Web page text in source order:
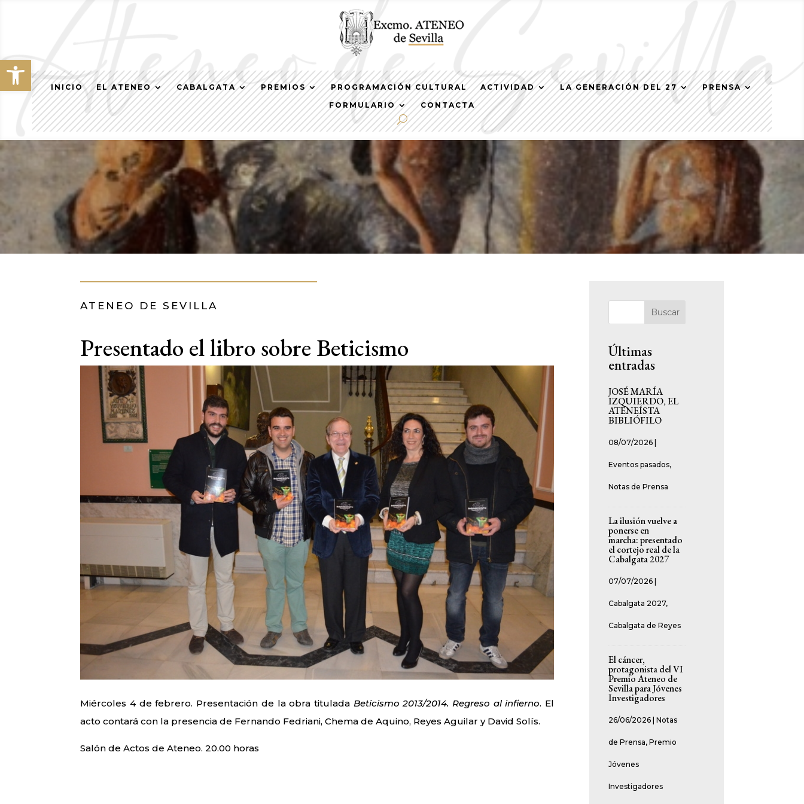
Abrir barra de herramientas
INICIO EL ATENEO CABALGATA PREMIOS PROGRAMACIÓN CULTURAL ACTIVIDAD LA GENERACIÓN DEL 27
PRENSA
FORMULARIO
CONTACTA
ATENEO DE SEVILLA
Presentado el libro sobre Beticismo
Miércoles 4 de febrero. Presentación de la obra titulada Beticismo 2013/2014. Regreso al infierno. El
acto contará con la presencia de Fernando Fedriani, Chema de Aquino, Reyes Aguilar y David Solís.
Salón de Actos de Ateneo. 20.00 horas
Buscar
Últimas
entradas
JOSÉ MARÍA
IZQUIERDO, EL
ATENEÍSTA
BIBLIÓFILO
08/07/2026
Eventos pasados,
Notas de Prensa
La ilusión vuelve a
ponerse en
marcha: presentado
el cortejo real de la
Cabalgata 2027
07/07/2026
Cabalgata 2027,
Cabalgata de Reyes
El cáncer,
protagonista del VI
Premio Ateneo de
Sevilla para Jóvenes
Investigadores
26/06/2026 |Notas
de Prensa,Premio
Jóvenes
Investigadores